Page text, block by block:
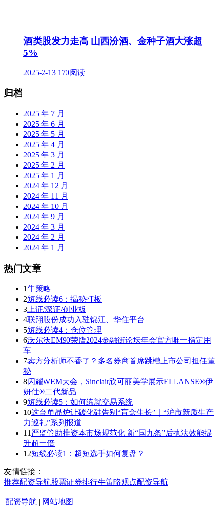
酒类股发力走高 山西汾酒、金种子酒大涨超
5%
2025-2-13 170阅读
归档
2025 年 7 月
2025 年 6 月
2025 年 5 月
2025 年 4 月
2025 年 3 月
2025 年 2 月
2025 年 1 月
2024 年 12 月
2024 年 11 月
2024 年 10 月
2024 年 9 月
2024 年 3 月
2024 年 2 月
2024 年 1 月
热门文章
1牛策略
2短线必读6：揭秘打板
3 上证/深证/创业板
4联翔股份成功入驻锦江、华住平台
5短线必读4：仓位管理
6沃尔沃EM90荣膺2024金融街论坛年会官方唯一指定用
车
7卖方分析师不香了？多名券商首席跳槽上市公司担任董
秘
8闪耀WEM大会，Sinclair欣可丽美学展示ELLANSÉ®伊
妍仕®二代新品
9短线必读5：如何练就交易系统
10这台单晶炉让碳化硅告别“盲盒生长”｜“沪市新质生产
力巡礼”系列报道
11 严监管助推资本市场规范化 新“国九条”后执法效能提
升超一倍
12短线必读1：超短选手如何复盘？
友情链接：
推荐配资导航股票证券排行牛策略观点配资导航
配资导航 | 网站地图